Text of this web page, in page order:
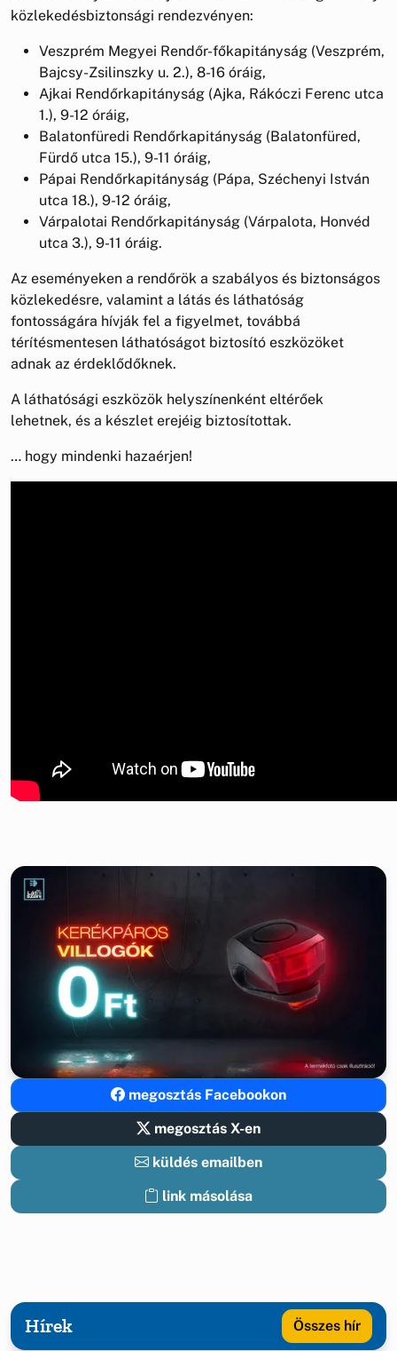
közlekedésbiztonsági rendezvényen:
Veszprém Megyei Rendőr-főkapitányság (Veszprém,
Bajcsy-Zsilinszky u. 2.), 8-16 óráig,
Ajkai Rendőrkapitányság (Ajka, Rákóczi Ferenc utca
1.), 9-12 óráig,
Balatonfüredi Rendőrkapitányság (Balatonfüred,
Fürdő utca 15.), 9-11 óráig,
Pápai Rendőrkapitányság (Pápa, Széchenyi István
utca 18.), 9-12 óráig,
Várpalotai Rendőrkapitányság (Várpalota, Honvéd
utca 3.), 9-11 óráig.
Az eseményeken a rendőrök a szabályos és biztonságos
közlekedésre, valamint a látás és láthatóság
fontosságára hívják fel a figyelmet, továbbá
térítésmentesen láthatóságot biztosító eszközöket
adnak az érdeklődőknek.
A láthatósági eszközök helyszínenként eltérőek
lehetnek, és a készlet erejéig biztosítottak.
… hogy mindenki hazaérjen!
megosztás Facebookon
megosztás X-en
küldés emailben
link másolása
Hírek Összes hír